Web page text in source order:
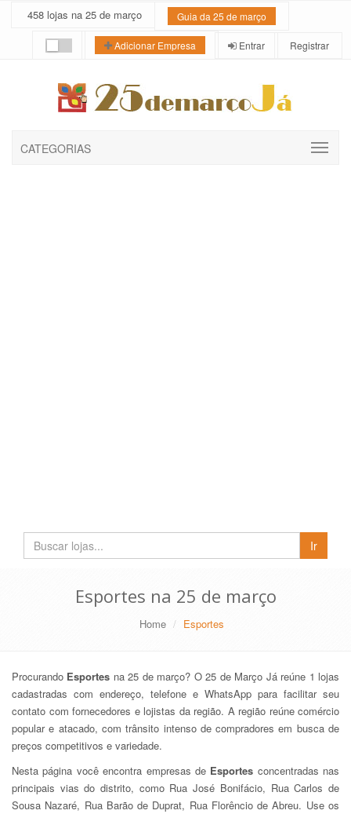
458 lojas na 25 de março Guia da 25 de março
Adicionar Empresa Entrar Registrar
CATEGORIAS
Buscar
lojas
Ir
Esportes na 25 de março
Home Esportes
Procurando Esportes na 25 de março? O 25 de Março Já reúne 1 lojas
cadastradas com endereço, telefone e WhatsApp para facilitar seu
contato com fornecedores e lojistas da região. A região reúne comércio
popular e atacado, com trânsito intenso de compradores em busca de
preços competitivos e variedade.
Nesta página você encontra empresas de Esportes concentradas nas
principais vias do distrito, como Rua José Bonifácio, Rua Carlos de
Sousa Nazaré, Rua Barão de Duprat, Rua Florêncio de Abreu. Use os